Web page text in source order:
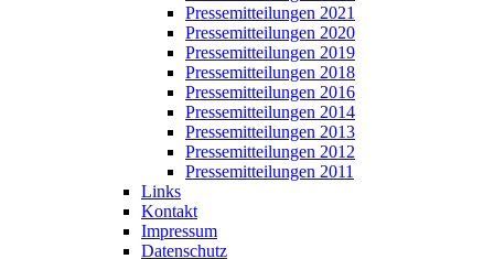
Pressemitteilungen 2021
Pressemitteilungen 2020
Pressemitteilungen 2019
Pressemitteilungen 2018
Pressemitteilungen 2016
Pressemitteilungen 2014
Pressemitteilungen 2013
Pressemitteilungen 2012
Pressemitteilungen 2011
Links
Kontakt
Impressum
Datenschutz